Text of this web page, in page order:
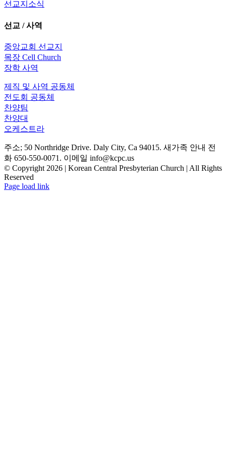
선교지소식
선교 / 사역
중앙교회 선교지
목장 Cell Church
장학 사역
제직 및 사역 공동체
전도회 공동체
찬양팀
찬양대
오케스트라
주소; 50 Northridge Drive. Daly City, Ca 94015. 새가족 안내 전
화 650-550-0071. 이메일 info@kcpc.us
© Copyright 2026 | Korean Central Presbyterian Church | All Rights
Reserved
YouTube
Facebook
Instagram
Page load link